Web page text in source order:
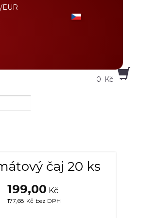
/EUR
0 Kč
čaj 20 ks
199,00 Kč
177,68 Kč bez DPH